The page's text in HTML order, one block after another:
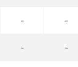
– –
– –